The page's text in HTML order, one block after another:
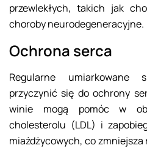
przewlekłych, takich jak
choroby neurodegeneracyjne.
Ochrona serca
Regularne umiarkowane
przyczynić się do ochrony
winie mogą pomóc w
cholesterolu (LDL) i
miażdżycowych, co